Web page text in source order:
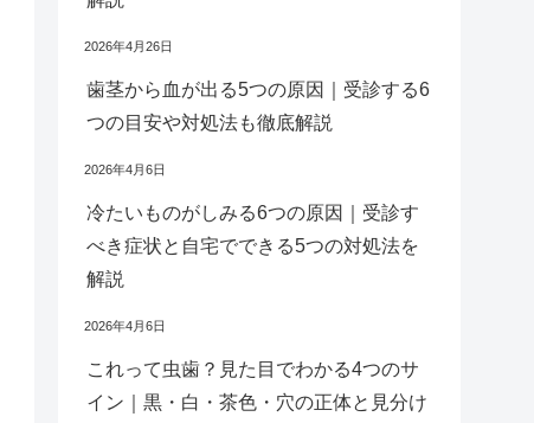
2026年4月26日
歯茎から血が出る5つの原因｜受診する6
つの目安や対処法も徹底解説
2026年4月6日
冷たいものがしみる6つの原因｜受診す
べき症状と自宅でできる5つの対処法を
解説
2026年4月6日
これって虫歯？見た目でわかる4つのサ
イン｜黒・白・茶色・穴の正体と見分け